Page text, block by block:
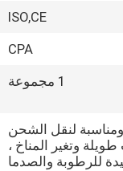
ISO,CE
CPA
1 مجموعة
لنقل الشحن
وتغير المناخ ،
للرطوبة والصدما